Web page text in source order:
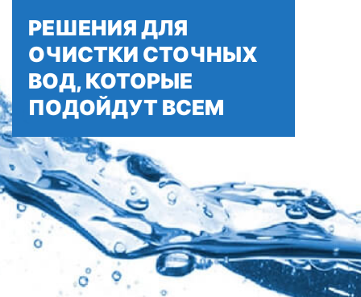
РЕШЕНИЯ ДЛЯ
ОЧИСТКИ СТОЧНЫХ
ВОД, КОТОРЫЕ
ПОДОЙДУТ ВСЕМ